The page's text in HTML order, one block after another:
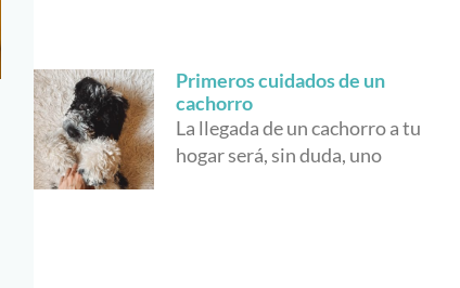
Primeros cuidados de un
cachorro
La llegada de un cachorro a tu
hogar será, sin duda, uno